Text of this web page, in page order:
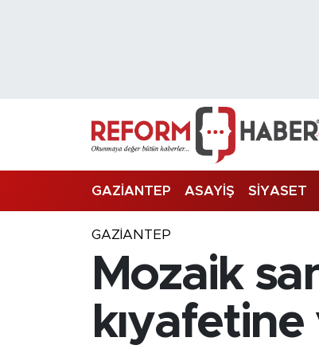
GAZİANTEP ASAYİŞ SİYASET
GAZIANTEP
Mozaik
kıyafetine
Trafik Durumu
Süper Lig Puan Durumu ve Fikstür
Son Dakika Haberleri
Haber Arşivi